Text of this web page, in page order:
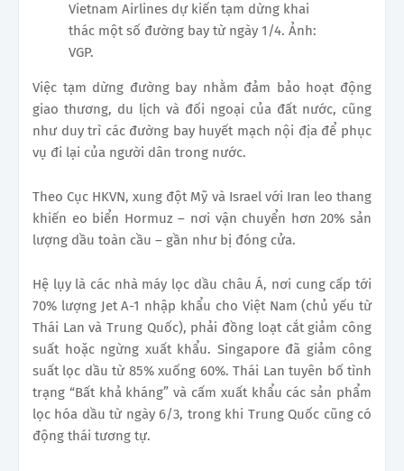
Vietnam Airlines dự kiến tạm dừng khai
thác một số đường bay từ ngày 1/4. Ảnh:
VGP.
Việc tạm dừng đường bay nhằm đảm bảo hoạt động
giao thương, du lịch và đối ngoại của đất nước, cũng
như duy trì các đường bay huyết mạch nội địa để phục
vụ đi lại của người dân trong nước.
Theo Cục HKVN, xung đột Mỹ và Israel với Iran leo thang
khiến eo biển Hormuz – nơi vận chuyển hơn 20% sản
lượng dầu toàn cầu – gần như bị đóng cửa.
Hệ lụy là các nhà máy lọc dầu châu Á, nơi cung cấp tới
70% lượng Jet A-1 nhập khẩu cho Việt Nam (chủ yếu từ
Thái Lan và Trung Quốc), phải đồng loạt cắt giảm công
suất hoặc ngừng xuất khẩu. Singapore đã giảm công
suất lọc dầu từ 85% xuống 60%. Thái Lan tuyên bố tình
trạng “Bất khả kháng” và cấm xuất khẩu các sản phẩm
lọc hóa dầu từ ngày 6/3, trong khi Trung Quốc cũng có
động thái tương tự.